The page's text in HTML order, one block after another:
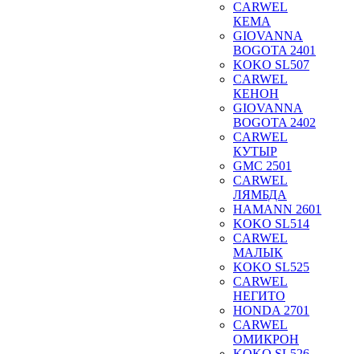
CARWEL
КЕМА
GIOVANNA
BOGOTA 2401
KOKO SL507
CARWEL
КЕНОН
GIOVANNA
BOGOTA 2402
CARWEL
КУТЫР
GMC 2501
CARWEL
ЛЯМБДА
HAMANN 2601
KOKO SL514
CARWEL
МАЛЫК
KOKO SL525
CARWEL
НЕГИТО
HONDA 2701
CARWEL
ОМИКРОН